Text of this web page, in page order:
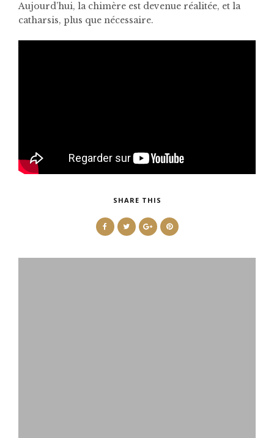
Aujourd’hui, la chimère est devenue réalitée, et la
catharsis, plus que nécessaire.
SHARE THIS